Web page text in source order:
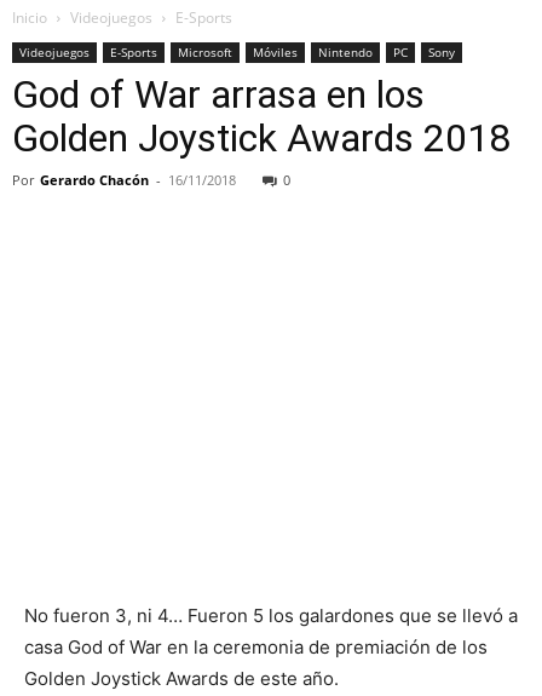
Inicio Videojuegos E-Sports
Videojuegos E-Sports Microsoft Móviles Nintendo PC Sony
God of War arrasa en los
Golden Joystick Awards 2018
Por Gerardo Chacón - 16/11/2018 0
No fueron 3, ni 4… Fueron 5 los galardones que se llevó a
casa God of War en la ceremonia de premiación de los
Golden Joystick Awards de este año.